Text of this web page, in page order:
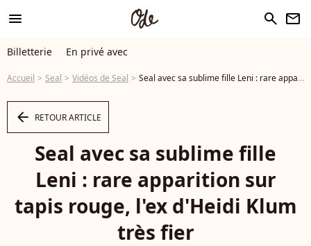
menu search newsletter
Billetterie En privé avec
Accueil Seal Vidéos de Seal Seal avec sa sublime fille Leni : rare apparition sur tapis rouge, l'ex d'Heidi Klum très fier - Vidéo
arrow_left RETOUR ARTICLE
Seal avec sa sublime fille
Leni : rare apparition sur
tapis rouge, l'ex d'Heidi Klum
très fier